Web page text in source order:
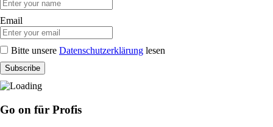
Email
Bitte unsere Datenschutzerklärung lesen
Go on für Profis